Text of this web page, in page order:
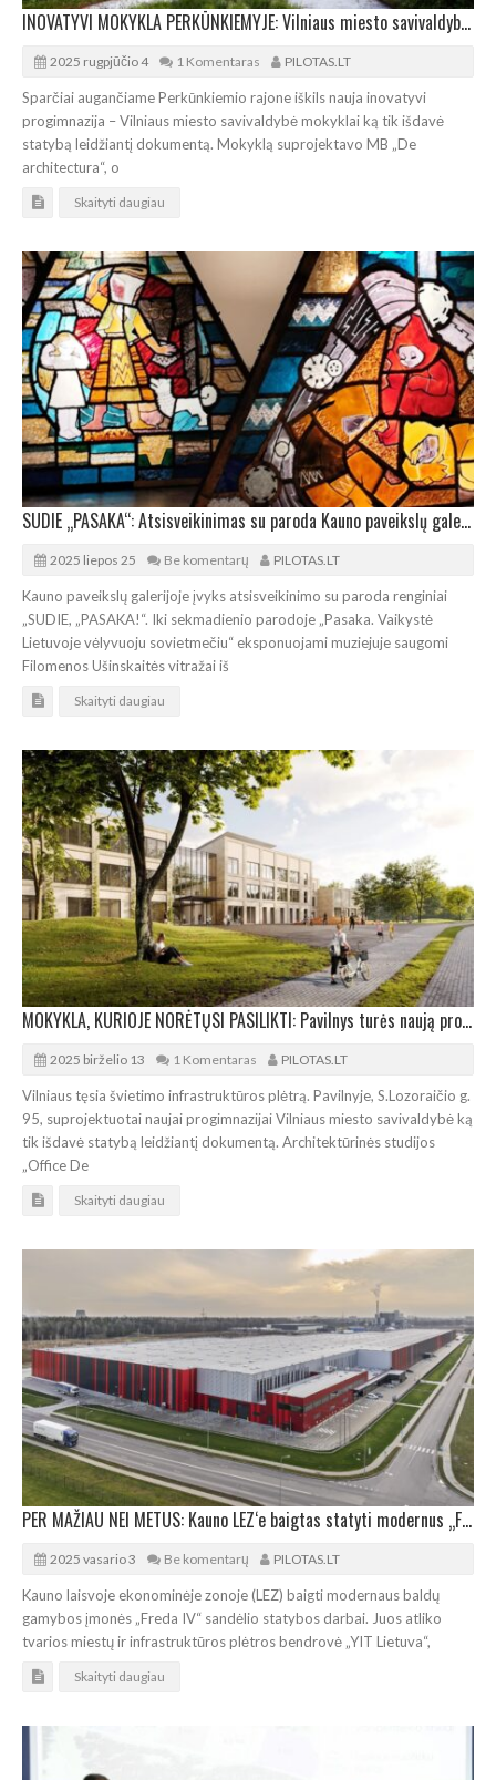
INOVATYVI MOKYKLA PERKŪNKIEMYJE: Vilniaus miesto savivaldybė išdavė leidimą statybai
2025 rugpjūčio 4 1 Komentaras PILOTAS.LT
Sparčiai augančiame Perkūnkiemio rajone iškils nauja inovatyvi
progimnazija – Vilniaus miesto savivaldybė mokyklai ką tik išdavė
statybą leidžiantį dokumentą. Mokyklą suprojektavo MB „De
architectura“, o
Skaityti daugiau
SUDIE „PASAKA“: Atsisveikinimas su paroda Kauno paveikslų galerijoje
2025 liepos 25 Be komentarų PILOTAS.LT
Kauno paveikslų galerijoje įvyks atsisveikinimo su paroda renginiai
„SUDIE, „PASAKA!“. Iki sekmadienio parodoje „Pasaka. Vaikystė
Lietuvoje vėlyvuoju sovietmečiu“ eksponuojami muziejuje saugomi
Filomenos Ušinskaitės vitražai iš
Skaityti daugiau
MOKYKLA, KURIOJE NORĖTŲSI PASILIKTI: Pavilnys turės naują progimnaziją
2025 birželio 13 1 Komentaras PILOTAS.LT
Vilniaus tęsia švietimo infrastruktūros plėtrą. Pavilnyje, S.Lozoraičio g.
95, suprojektuotai naujai progimnazijai Vilniaus miesto savivaldybė ką
tik išdavė statybą leidžiantį dokumentą. Architektūrinės studijos
„Office De
Skaityti daugiau
PER MAŽIAU NEI METUS: Kauno LEZ‘e baigtas statyti modernus „Freda IV“ sandėlis
2025 vasario 3 Be komentarų PILOTAS.LT
Kauno laisvoje ekonominėje zonoje (LEZ) baigti modernaus baldų
gamybos įmonės „Freda IV“ sandėlio statybos darbai. Juos atliko
tvarios miestų ir infrastruktūros plėtros bendrovė „YIT Lietuva“,
Skaityti daugiau